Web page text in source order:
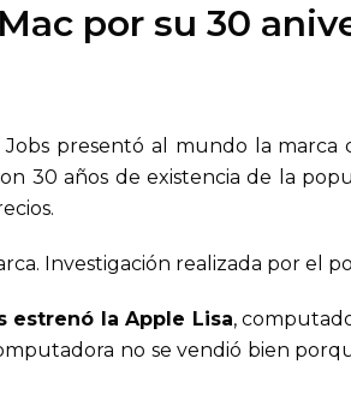
por su 30
presentó al mundo la
30 años de existencia de la
Investigación realizada por el
estrenó la Apple Lisa,
no se vendió bien